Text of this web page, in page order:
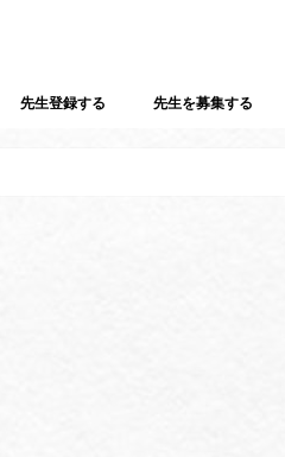
先生登録する 先生を募集する